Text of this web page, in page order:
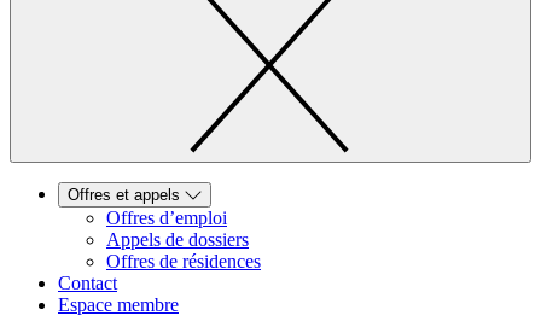
Offres et appels
Offres d’emploi
Appels de dossiers
Offres de résidences
Contact
Espace membre